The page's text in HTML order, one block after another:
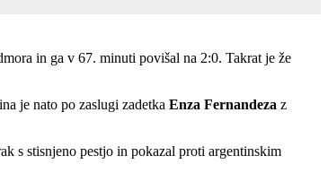
in ga v 67. minuti povišal na 2:0. Takrat je že
je nato po zaslugi zadetka Enza Fernandeza z
s stisnjeno pestjo in pokazal proti argentinskim